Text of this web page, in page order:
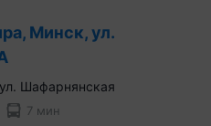
Минск, ул.
ул. Шафарнянская
7 мин